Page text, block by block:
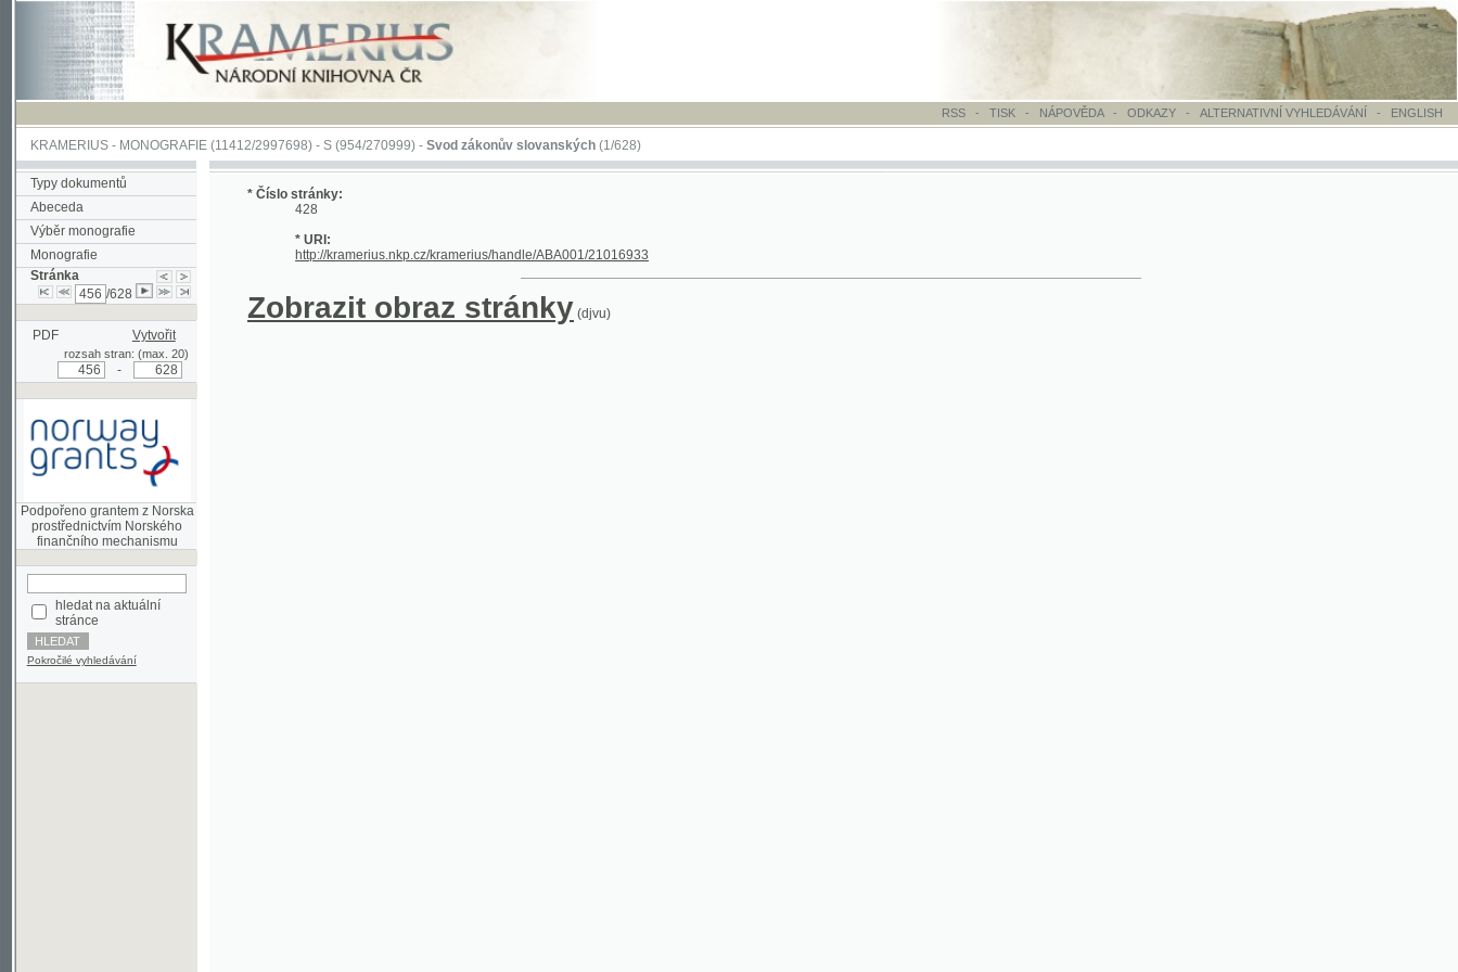
RSS - TISK-NÁPOVĚDA - ODKAZY - ALTERNATIVNÍ VYHLEDÁVÁNÍ- ENGLISH
KRAMERIUS-MONOGRAFIE(11412/2997698) -S (954/270999)-Svod zákonův slovanských(1/628)
Typy dokumentů
Abeceda
Výběr monografie
Monografie
Stránka
/628
PDF Vytvořit
rozsah stran: (max. 20)
Podpořeno grantem z Norska
prostřednictvím Norského
hledat na aktuální
stránce
Pokročilé vyhledávání
* Číslo stránky:
428
* URI:
http://kramerius.nkp.cz/kramerius/handle/ABA001/21016933
Zobrazit obraz stránky